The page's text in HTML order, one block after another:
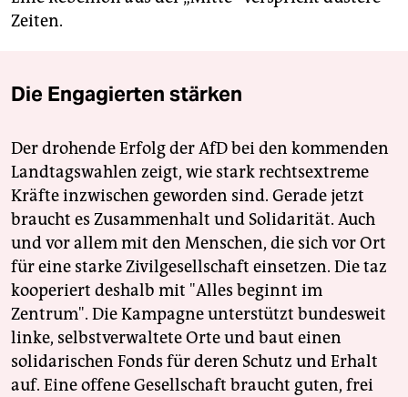
Zeiten.
Die Engagierten stärken
Der drohende Erfolg der AfD bei den kommenden
Landtagswahlen zeigt, wie stark rechtsextreme
Kräfte inzwischen geworden sind. Gerade jetzt
braucht es Zusammenhalt und Solidarität. Auch
und vor allem mit den Menschen, die sich vor Ort
für eine starke Zivilgesellschaft einsetzen. Die taz
kooperiert deshalb mit "Alles beginnt im
Zentrum". Die Kampagne unterstützt bundesweit
linke, selbstverwaltete Orte und baut einen
solidarischen Fonds für deren Schutz und Erhalt
auf. Eine offene Gesellschaft braucht guten, frei